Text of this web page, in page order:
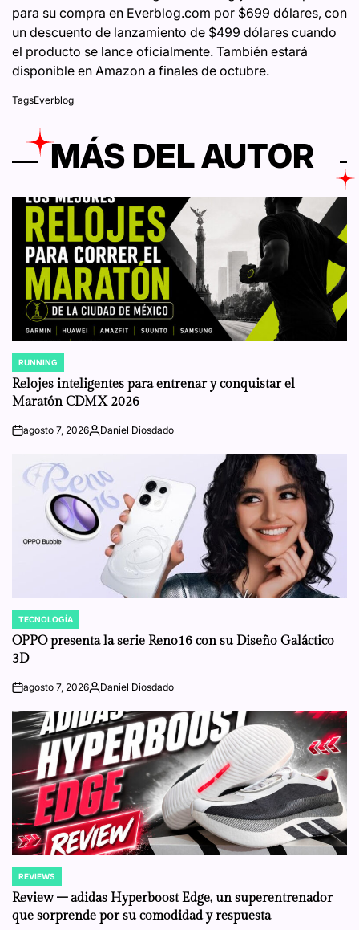
para su compra en Everblog.com por $699 dólares, con
un descuento de lanzamiento de $499 dólares cuando
el producto se lance oficialmente. También estará
disponible en Amazon a finales de octubre.
TagsEverblog
MÁS DEL AUTOR
POSTED
IN
RUNNING
Relojes inteligentes para entrenar y conquistar el
Maratón CDMX 2026
onagosto 7, 2026Posted
Daniel Diosdado
POSTED
IN
TECNOLOGÍA
OPPO presenta la serie Reno16 con su Diseño Galáctico
3D
onagosto 7, 2026Posted
Daniel Diosdado
POSTED
IN
REVIEWS
Review – adidas Hyperboost Edge, un superentrenador
que sorprende por su comodidad y respuesta